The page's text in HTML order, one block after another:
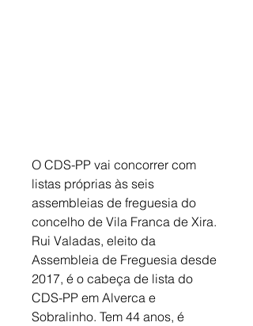
O CDS-PP vai concorrer com
listas próprias às seis
assembleias de freguesia do
concelho de Vila Franca de Xira.
Rui Valadas, eleito da
Assembleia de Freguesia desde
2017, é o cabeça de lista do
CDS-PP em Alverca e
Sobralinho. Tem 44 anos, é